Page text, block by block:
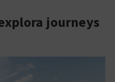
journeys